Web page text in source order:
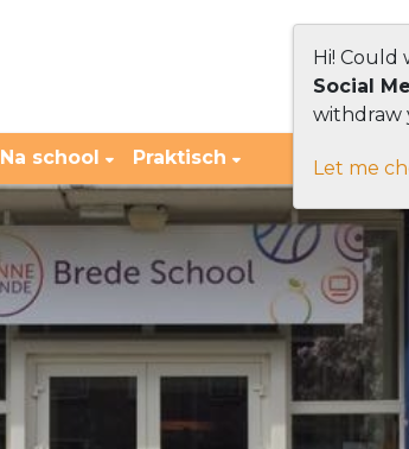
Na school Praktisch
Hi! Could
Social
withdraw
Let me